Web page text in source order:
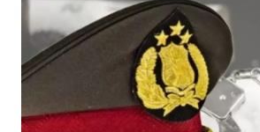
SAINS-TEKNO